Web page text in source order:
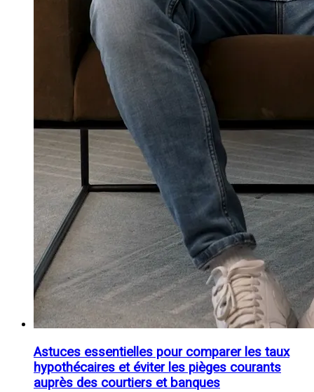
Astuces essentielles pour comparer les taux
hypothécaires et éviter les pièges courants
auprès des courtiers et banques